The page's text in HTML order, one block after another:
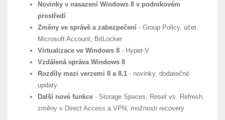
Novinky v nasazení Windows 8 v podnikovém
prostředí
Změny ve správě a zabezpečení - Group Policy, účet
Microsoft Account, BitLocker
Virtualizace ve Windows 8 - Hyper-V
Vzdálená správa Windows 8
Rozdíly mezi verzemi 8 a 8.1 - novinky, dodatečné
updaty
Další nové funkce - Storage Spaces, Reset vs. Refresh,
změny v Direct Access a VPN, možnosti recovery